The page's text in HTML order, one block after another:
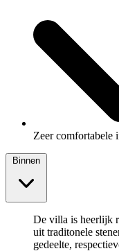
Zeer comfortabele
De villa is heerlijk
uit traditonele
gedeelte,